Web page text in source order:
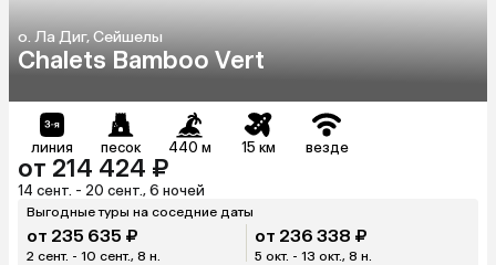
о. Ла Диг, Сейшелы
Chalets Bamboo Vert
линия песок 440 м 15 км везде
от 214 424 ₽
14 сент. - 20 сент., 6 ночей
Выгодные туры на соседние даты
от 235 635 ₽
2 сент. - 10 сент., 8 н.
от 236 338 ₽
5 окт. - 13 окт., 8 н.